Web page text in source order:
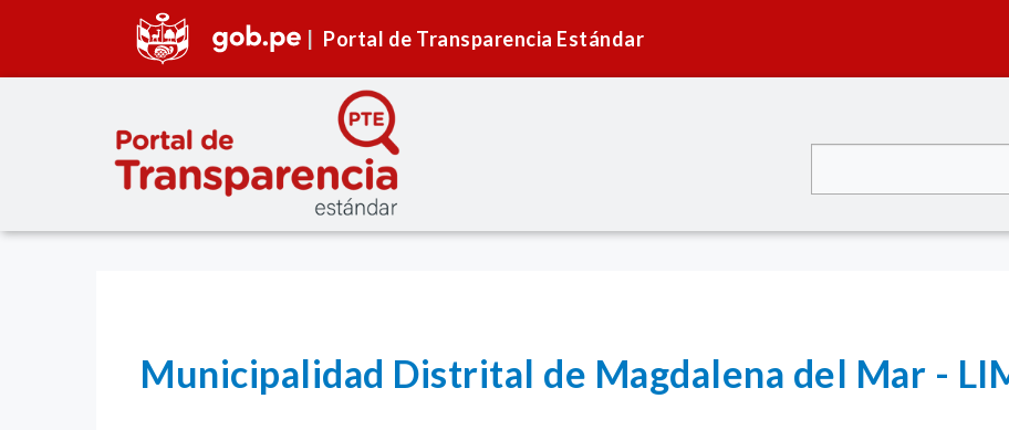
Portal de Transparencia Estándar
Municipalidad Distrital de Magdalena del Mar -